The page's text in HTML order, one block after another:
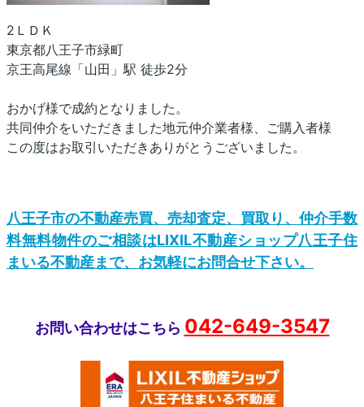
2ＬＤＫ
東京都八王子市緑町
京王高尾線「山田」駅 徒歩2分
おかげ様で成約となりました。
共同仲介をいただきました地元仲介業者様、ご購入者様
この度はお取引いただきありがとうございました。
八王子市の不動産売買、売却査定、買取り、仲介手数
料無料物件のご相談はLIXIL不動産ショップ八王子住
まいる不動産まで、お気軽にお問合せ下さい。
お問い合わせはこちら 042-649-3547